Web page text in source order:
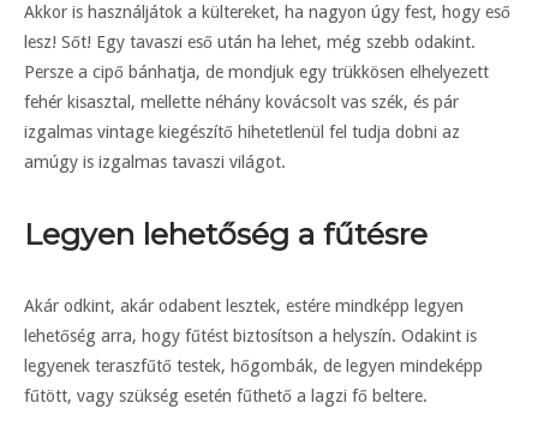
Akkor is használjátok a kültereket, ha nagyon úgy fest, hogy eső
lesz! Sőt! Egy tavaszi eső után ha lehet, még szebb odakint.
Persze a cipő bánhatja, de mondjuk egy trükkösen elhelyezett
fehér kisasztal, mellette néhány kovácsolt vas szék, és pár
izgalmas vintage kiegészítő hihetetlenül fel tudja dobni az
amúgy is izgalmas tavaszi világot.
Legyen lehetőség a fűtésre
Akár odkint, akár odabent lesztek, estére mindképp legyen
lehetőség arra, hogy fűtést biztosítson a helyszín. Odakint is
legyenek teraszfűtő testek, hőgombák, de legyen mindeképp
fűtött, vagy szükség esetén fűthető a lagzi fő beltere.